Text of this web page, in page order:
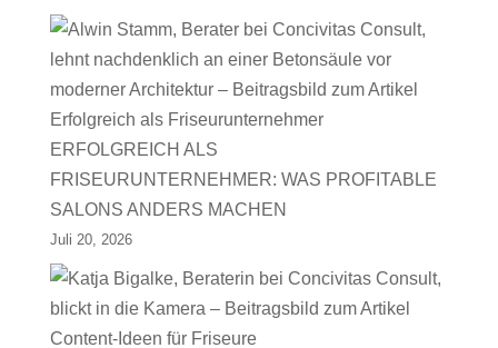
ERFOLGREICH ALS
FRISEURUNTERNEHMER: WAS PROFITABLE
SALONS ANDERS MACHEN
Juli 20, 2026